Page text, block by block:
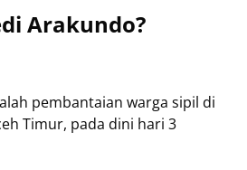
Arakundo?
pembantaian warga sipil di
Timur, pada dini hari 3